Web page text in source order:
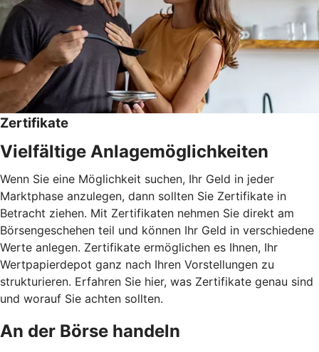
Zertifikate
Vielfältige Anlagemöglichkeiten
Wenn Sie eine Möglichkeit suchen, Ihr Geld in jeder
Marktphase anzulegen, dann sollten Sie Zertifikate in
Betracht ziehen. Mit Zertifikaten nehmen Sie direkt am
Börsengeschehen teil und können Ihr Geld in verschiedene
Werte anlegen. Zertifikate ermöglichen es Ihnen, Ihr
Wertpapierdepot ganz nach Ihren Vorstellungen zu
strukturieren. Erfahren Sie hier, was Zertifikate genau sind
und worauf Sie achten sollten.
An der Börse handeln